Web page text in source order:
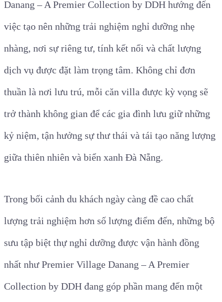
Danang – A Premier Collection by DDH hướng đến
việc tạo nên những trải nghiệm nghỉ dưỡng nhẹ
nhàng, nơi sự riêng tư, tính kết nối và chất lượng
dịch vụ được đặt làm trọng tâm. Không chỉ đơn
thuần là nơi lưu trú, mỗi căn villa được kỳ vọng sẽ
trở thành không gian để các gia đình lưu giữ những
kỷ niệm, tận hưởng sự thư thái và tái tạo năng lượng
giữa thiên nhiên và biển xanh Đà Nẵng.
Trong bối cảnh du khách ngày càng đề cao chất
lượng trải nghiệm hơn số lượng điểm đến, những bộ
sưu tập biệt thự nghỉ dưỡng được vận hành đồng
nhất như Premier Village Danang – A Premier
Collection by DDH đang góp phần mang đến một